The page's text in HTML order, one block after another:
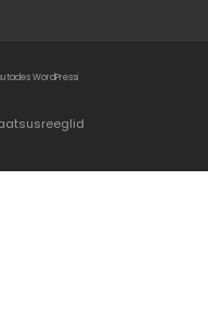
WordPressi